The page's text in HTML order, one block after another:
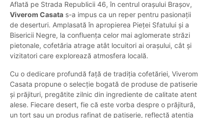
Aflată pe Strada Republicii 46, în centrul orașului Brașov,
Viverom Casata s-a impus ca un reper pentru pasionații
de deserturi. Amplasată în apropierea Pieței Sfatului și a
Bisericii Negre, la confluența celor mai aglomerate străzi
pietonale, cofetăria atrage atât locuitori ai orașului, cât și
vizitatori care explorează atmosfera locală.
Cu o dedicare profundă față de tradiția cofetăriei, Viverom
Casata propune o selecție bogată de produse de patiserie
și prăjituri, pregătite zilnic din ingrediente de calitate atent
alese. Fiecare desert, fie că este vorba despre o prăjitură,
un tort sau un produs rafinat de patiserie, reflectă atenția